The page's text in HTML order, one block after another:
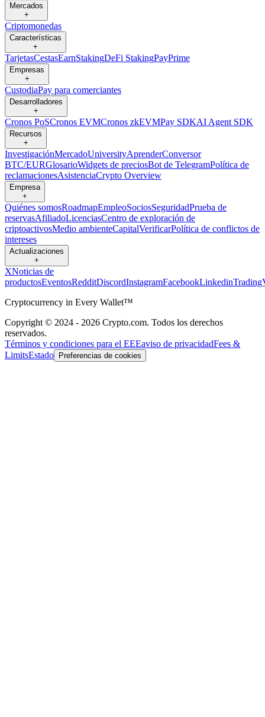
Mercados
+
Criptomonedas
Características
+
TarjetasCestasEarnStakingDeFi StakingPayPrime
Empresas
+
CustodiaPay para comerciantes
Desarrolladores
+
Cronos PoSCronos EVMCronos zkEVMPay SDKAI Agent SDK
Recursos
+
InvestigaciónMercadoUniversityAprenderConversor
BTC/EURGlosarioWidgets de preciosBot de TelegramPolítica de
reclamacionesAsistenciaCrypto Overview
Empresa
+
Quiénes somosRoadmapEmpleoSociosSeguridadPrueba de
reservasAfiliadoLicenciasCentro de exploración de
criptoactivosMedio ambienteCapitalVerificarPolítica de conflictos de
intereses
Actualizaciones
+
XNoticias de
productosEventosRedditDiscordInstagramFacebookLinkedin
Cryptocurrency in Every Wallet™
Copyright © 2024 - 2026 Crypto.com. Todos los derechos
reservados.
Términos y condiciones para el EEEaviso de privacidadFees &
LimitsEstado Preferencias de cookies